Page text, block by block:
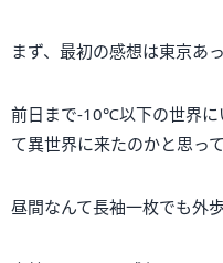
まず、最初の感想は東京あ
前日まで-10℃以下の世界に
て異世界に来たのかと思っ
昼間なんて長袖一枚でも外